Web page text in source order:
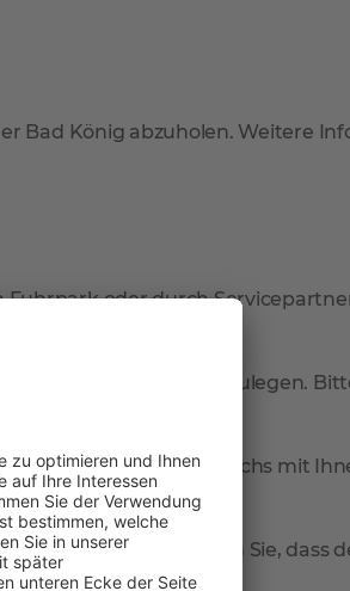
Bad König abzuholen. Weitere
oder durch
die Anlieferung festzulegen.
zweiten Zustellversuchs mit
stehen soll. Beachten Sie, dass